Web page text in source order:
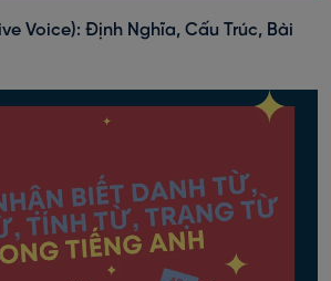
Voice): Định Nghĩa, Cấu Trúc, Bài